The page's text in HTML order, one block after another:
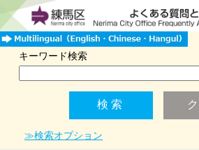
キーワード検索
≫検索オプション